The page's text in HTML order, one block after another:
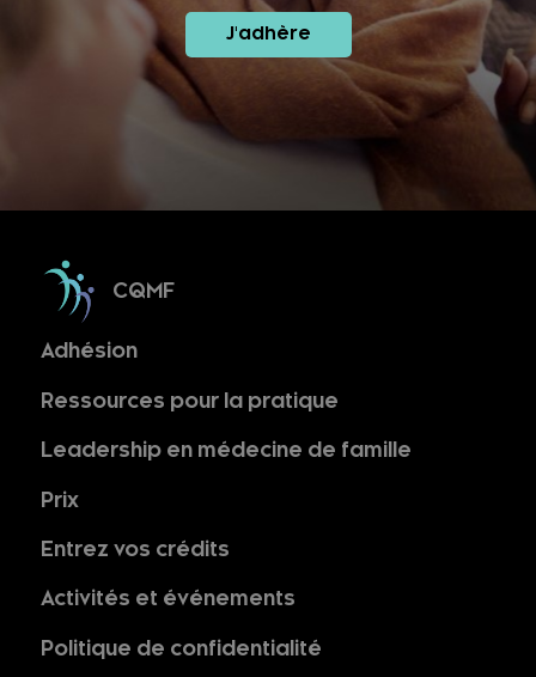
J'adhère
CQMF
Adhésion
Ressources pour la pratique
Leadership en médecine de famille
Prix
Entrez vos crédits
Activités et événements
Politique de confidentialité